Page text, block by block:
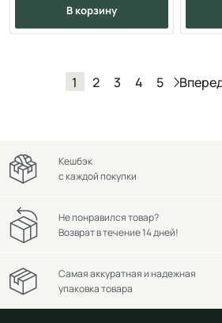
в корзину
1 2 3 4 5
Кешбэк
с каждой покупки
Не понравился товар?
Возврат в течение 14 дней!
Самая аккуратная и надежная
упаковка товара